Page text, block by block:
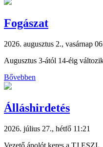
Fogászat
2026. augusztus 2., vasárnap
Augusztus 3-ától 14-éig
Bővebben
Álláshirdetés
2026. július 27., hétfő 11:21
Vezető ápolót keres a TJ ESZI.